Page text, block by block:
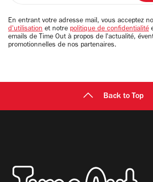
email
En entrant votre adresse mail, vous acceptez
d'utilisation et notre politique de confidentialité
emails de Time Out à propos de l'actualité,
promotionnelles de nos partenaires.
Back to Top